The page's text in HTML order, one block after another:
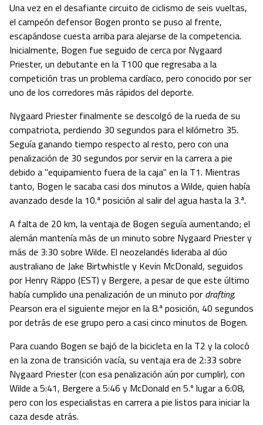
Una vez en el desafiante circuito de ciclismo de seis vueltas,
el campeón defensor Bogen pronto se puso al frente,
escapándose cuesta arriba para alejarse de la competencia.
Inicialmente, Bogen fue seguido de cerca por Nygaard
Priester, un debutante en la T100 que regresaba a la
competición tras un problema cardíaco, pero conocido por ser
uno de los corredores más rápidos del deporte.
Nygaard Priester finalmente se descolgó de la rueda de su
compatriota, perdiendo 30 segundos para el kilómetro 35.
Seguía ganando tiempo respecto al resto, pero con una
penalización de 30 segundos por servir en la carrera a pie
debido a "equipamiento fuera de la caja" en la T1. Mientras
tanto, Bogen le sacaba casi dos minutos a Wilde, quien había
avanzado desde la 10.ª posición al salir del agua hasta la 3.ª.
A falta de 20 km, la ventaja de Bogen seguía aumentando; el
alemán mantenía más de un minuto sobre Nygaard Priester y
más de 3:30 sobre Wilde. El neozelandés lideraba al dúo
australiano de Jake Birtwhistle y Kevin McDonald, seguidos
por Henry Räppo (EST) y Bergere, a pesar de que este último
había cumplido una penalización de un minuto por drafting.
Pearson era el siguiente mejor en la 8.ª posición, 40 segundos
por detrás de ese grupo pero a casi cinco minutos de Bogen.
Para cuando Bogen se bajó de la bicicleta en la T2 y la colocó
en la zona de transición vacía, su ventaja era de 2:33 sobre
Nygaard Priester (con esa penalización aún por cumplir), con
Wilde a 5:41, Bergere a 5:46 y McDonald en 5.º lugar a 6:08,
pero con los especialistas en carrera a pie listos para iniciar la
caza desde atrás.